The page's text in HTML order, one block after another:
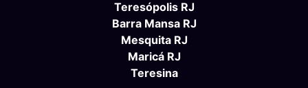
Teresópolis RJ
Barra Mansa RJ
Mesquita RJ
Maricá RJ
Teresina